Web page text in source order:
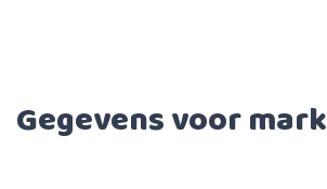
Gegevens voor